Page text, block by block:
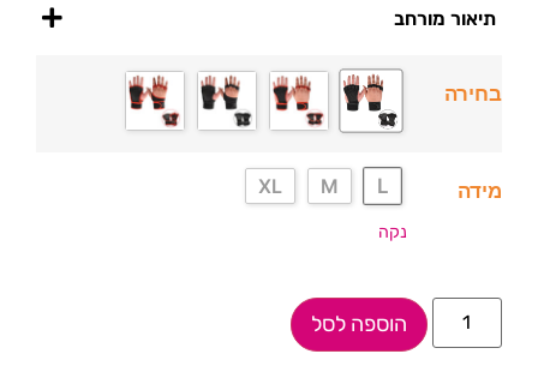
תיאור מורחב
בחירה
מידה L
M
XL
נקה
הוספה לסל